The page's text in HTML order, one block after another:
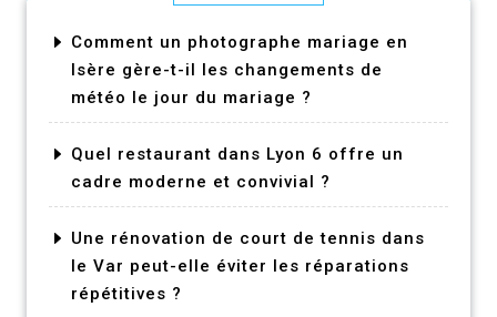
Comment un photographe mariage en
Isère gère-t-il les changements de
météo le jour du mariage ?
Quel restaurant dans Lyon 6 offre un
cadre moderne et convivial ?
Une rénovation de court de tennis dans
le Var peut-elle éviter les réparations
répétitives ?